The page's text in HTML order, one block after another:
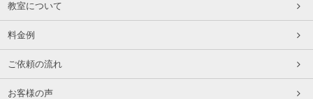
教室について
料金例
ご依頼の流れ
お客様の声